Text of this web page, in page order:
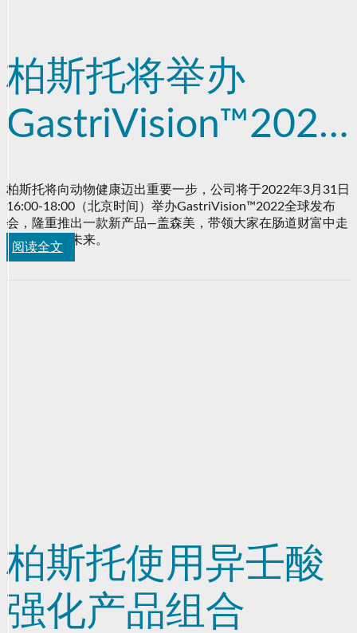
柏斯托将举办
GastriVision™2022
全球发布会——洞见
肠道财富的光明未
来
柏斯托将向动物健康迈出重要一步，公司将于2022年3月31日
16:00-18:00（北京时间）举办GastriVision™2022全球发布
会，隆重推出一款新产品—盖森美，带领大家在肠道财富中走
向更光明的未来。
阅读全文
柏斯托使用异壬酸
强化产品组合